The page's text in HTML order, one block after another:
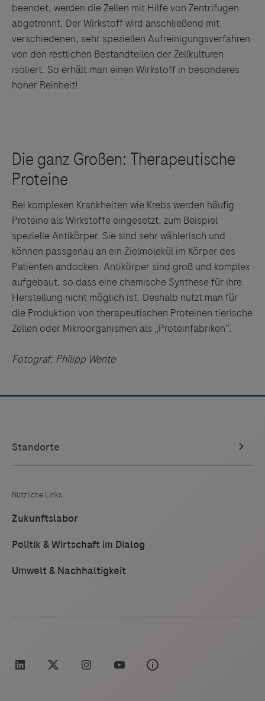
beendet, werden die Zellen mit Hilfe von Zentrifugen
abgetrennt. Der Wirkstoff wird anschließend mit
verschiedenen, sehr speziellen Aufreinigungsverfahren
von den restlichen Bestandteilen der Zellkulturen
isoliert. So erhält man einen Wirkstoff in besonderes
hoher Reinheit!
Bei komplexen Krankheiten wie Krebs werden häufig
Proteine als Wirkstoffe eingesetzt, zum Beispiel
spezielle Antikörper. Sie sind sehr wählerisch und
können passgenau an ein Zielmolekül im Körper des
Patienten andocken. Antikörper sind groß und komplex
aufgebaut, so dass eine chemische Synthese für ihre
Herstellung nicht möglich ist. Deshalb nutzt man für
die Produktion von therapeutischen Proteinen tierische
Zellen oder Mikroorganismen als „Proteinfabriken“.
Fotograf: Philipp Wente